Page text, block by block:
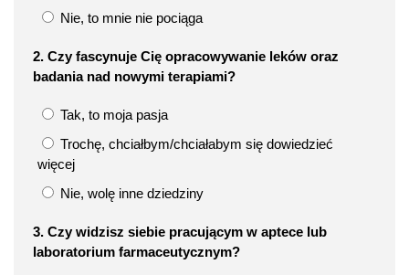
Nie, to mnie nie pociąga
2. Czy fascynuje Cię opracowywanie leków oraz
badania nad nowymi terapiami?
Tak, to moja pasja
Trochę, chciałbym/chciałabym się dowiedzieć
więcej
Nie, wolę inne dziedziny
3. Czy widzisz siebie pracującym w aptece lub
laboratorium farmaceutycznym?